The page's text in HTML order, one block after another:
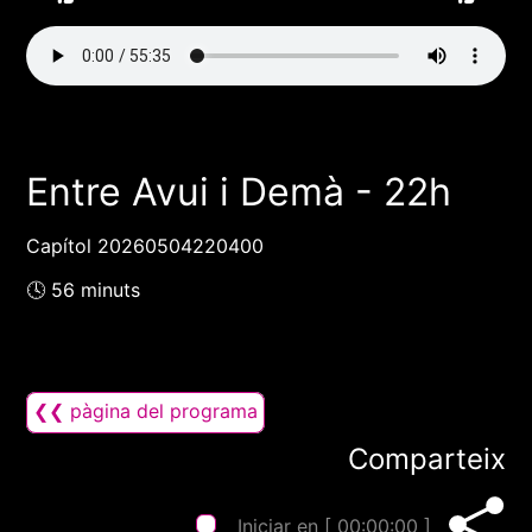
Entre Avui i Demà - 22h
Capítol 20260504220400
🕓 56 minuts
❮❮ pàgina del programa
Comparteix
Iniciar en [ 00:00:00 ]